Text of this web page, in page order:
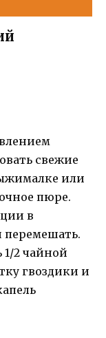
свежие
или
пюре.
в
2 чайной
гвоздики и